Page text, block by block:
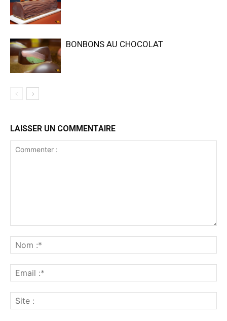
BONBONS AU CHOCOLAT
LAISSER UN COMMENTAIRE